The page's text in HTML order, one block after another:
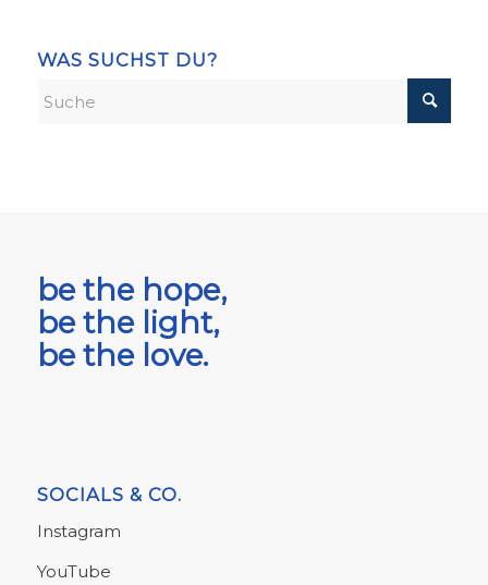
WAS SUCHST DU?
be the hope,
be the light,
be the love.
SOCIALS & CO.
Instagram
YouTube